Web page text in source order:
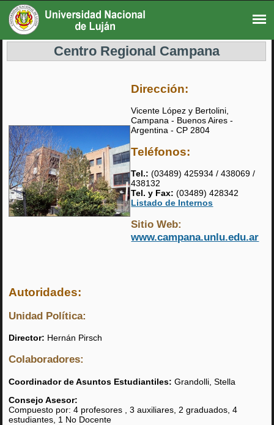
Centro Regional Campana
Dirección:
Vicente López y Bertolini,
Campana - Buenos Aires -
Argentina - CP 2804
Teléfonos:
Tel.: (03489) 425934 / 438069 /
438132
Tel. y Fax: (03489) 428342
Listado de Internos
Sitio Web:
www.campana.unlu.edu.ar
Autoridades:
Unidad Política:
Director: Hernán Pirsch
Colaboradores:
Coordinador de Asuntos Estudiantiles: Grandolli, Stella
Consejo Asesor:
Compuesto por: 4 profesores , 3 auxiliares, 2 graduados, 4
estudiantes, 1 No Docente